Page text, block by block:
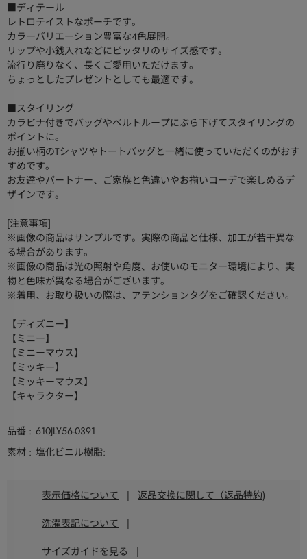
■ディテール
レトロテイストなポーチです。
カラーバリエーション豊富な4色展開。
リップや小銭入れなどにピッタリのサイズ感です。
流行り廃りなく、長くご愛用いただけます。
ちょっとしたプレゼントとしても最適です。
■スタイリング
カラビナ付きでバッグやベルトループにぶら下げてスタイリングの
ポイントに。
お揃い柄のTシャツやトートバッグと一緒に使っていただくのがおす
すめです。
お友達やパートナー、ご家族と色違いやお揃いコーデで楽しめるデ
ザインです。
[注意事項]
※画像の商品はサンプルです。実際の商品と仕様、加工が若干異な
る場合があります。
※画像の商品は光の照射や角度、お使いのモニター環境により、実
物と色味が異なる場合がございます。
※着用、お取り扱いの際は、アテンションタグをご確認ください。
【ディズニー】
【ミニー】
【ミニーマウス】
【ミッキー】
【ミッキーマウス】
【キャラクター】
品番
610JLY56-0391
素材
塩化ビニル樹脂:
表示価格について | 返品交換に関して（返品特約)
洗濯表記について |
サイズガイドを見る |